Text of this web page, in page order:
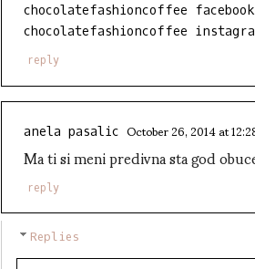
chocolatefashioncoffee facebook
chocolatefashioncoffee
reply
anela pasalic October 26, 2014 at
Ma ti si meni predivna sta god
reply
Replies